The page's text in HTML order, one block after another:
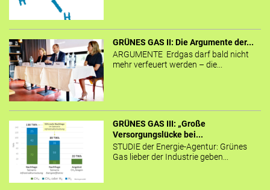
GRÜNES GAS II: Die Argumente der...
ARGUMENTE Erdgas darf bald nicht
mehr verfeuert werden – die...
GRÜNES GAS III: „Große
Versorgungslücke bei...
STUDIE der Energie-Agentur: Grünes
Gas lieber der Industrie geben...